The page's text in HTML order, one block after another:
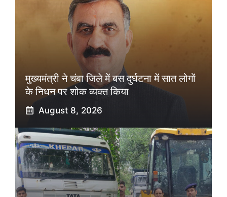
मुख्यमंत्री ने चंबा जिले में बस दुर्घटना में सात लोगों
के निधन पर शोक व्यक्त किया
August 8, 2026